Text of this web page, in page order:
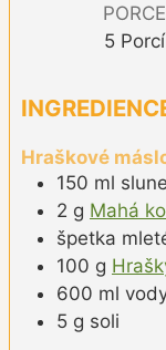
PORCE
5 Porcí
Hraškové
150 ml
2 g Mahá
špetka
100 g
600 ml
5 g soli